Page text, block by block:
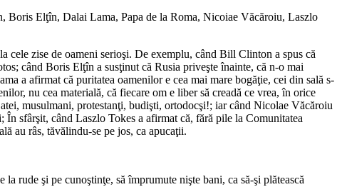
Boris Elţîn, Dalai Lama, Papa de la Roma, Nicoiae Văcăroiu, Laszlo
cele zise de oameni serioşi. De exemplu, când Bill Clinton a spus că
când Boris Elţîn a susţinut că Rusia priveşte înainte, că n-o mai
a afirmat că puritatea oamenilor e cea mai mare bogăţie, cei din sală s-
nu cea ma­terială, că fiecare om e liber să creadă ce vrea, în orice
musulmani, protestanţi, budişti, ortodocşi!; iar când Nicolae Văcăroiu
sfârşit, când Laszlo Tokes a afirmat că, fără pile la Comunitatea
au râs, tăvălindu-se pe jos, ca apucaţii.
rude şi pe cunoştinţe, să împrumute nişte bani, ca să-şi plătească